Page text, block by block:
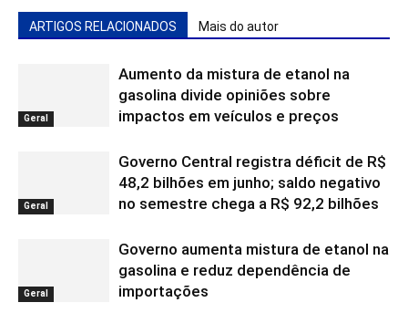
ARTIGOS RELACIONADOS Mais do autor
Geral
Aumento da mistura de etanol na
gasolina divide opiniões sobre
impactos em veículos e preços
Geral
Governo Central registra déficit de R$
48,2 bilhões em junho; saldo negativo
no semestre chega a R$ 92,2 bilhões
Geral
Governo aumenta mistura de etanol na
gasolina e reduz dependência de
importações